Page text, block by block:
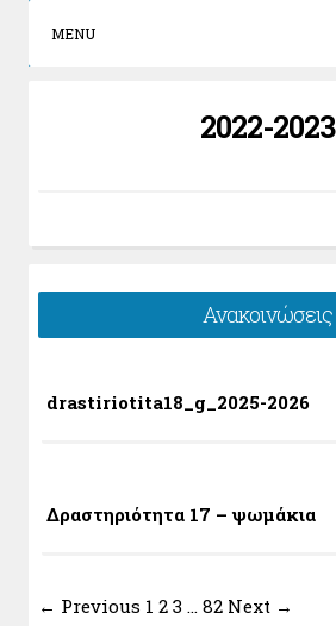
MENU
2022-2023
Ανακοινώσεις
drastiriotita18_g_2025-2026
Δραστηριότητα 17 – ψωμάκια
← Previous 1 2 3 … 82 Next →